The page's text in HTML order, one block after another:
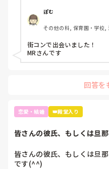
ぽむ
その他の科, 保育園・学校,
街コンで出会いました！
MRさんです
回答を
恋愛・結婚 👑殿堂入り
皆さんの彼氏、もしくは旦
皆さんの彼氏、もしくは旦
です(^^)